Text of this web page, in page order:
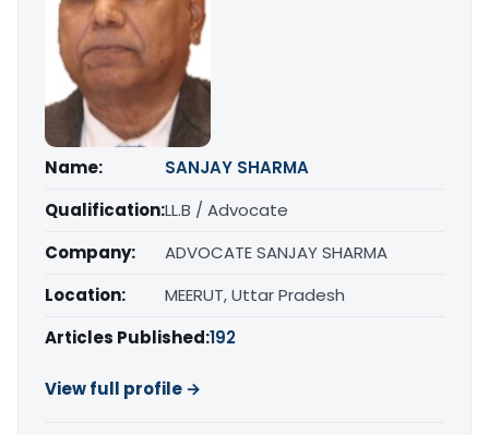
Name:
SANJAY SHARMA
Qualification:LL.B / Advocate
Company:
ADVOCATE SANJAY SHARMA
Location:
MEERUT, Uttar Pradesh
Articles Published:192
View full profile →